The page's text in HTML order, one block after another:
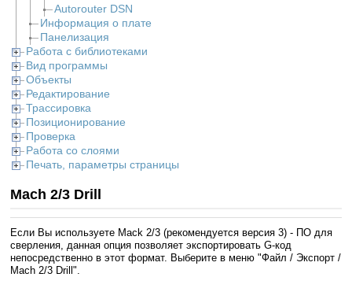
Autorouter DSN
Информация о плате
Панелизация
Работа с библиотеками
Вид программы
Объекты
Редактирование
Трассировка
Позиционирование
Проверка
Работа со слоями
Печать, параметры страницы
Mach 2/3 Drill
Если Вы используете Mack 2/3 (рекомендуется версия 3) - ПО для
сверления, данная опция позволяет экспортировать G-код
непосредственно в этот формат. Выберите в меню "Файл / Экспорт /
Mach 2/3 Drill".